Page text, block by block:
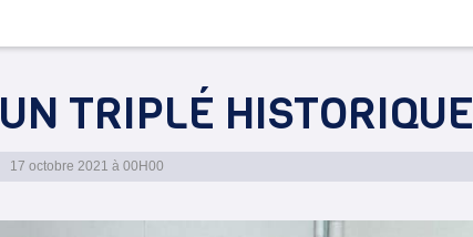
UN TRIPLÉ HISTORIQUE
17 octobre 2021 à 00H00